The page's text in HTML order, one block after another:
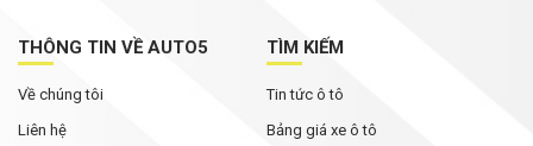
THÔNG TIN VỀ AUTO5
Về chúng tôi
Liên hệ
TÌM KIẾM
Tin tức ô tô
Bảng giá xe ô tô